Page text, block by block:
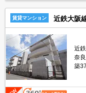
賃貸マンション 近鉄大阪
近
奈
築